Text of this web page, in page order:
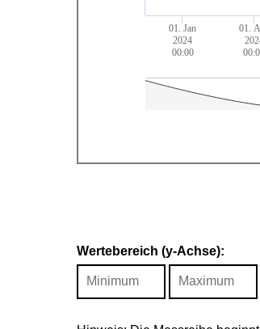
01. Jan
2024
00:00
01.
Wertebereich (y-Achse):